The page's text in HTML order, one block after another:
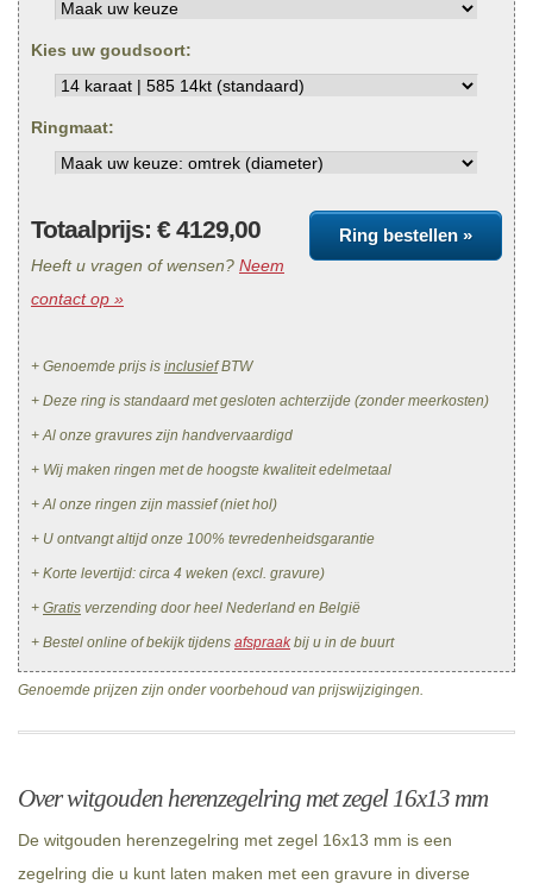
Kies uw goudsoort:
Ringmaat:
Ring bestellen »
Totaalprijs: €4129,00
Heeft u vragen of wensen? Neem
contact op »
+ Genoemde prijs is inclusiefBTW
+ Deze ring is standaard met gesloten achterzijde (zonder meerkosten)
+ Al onze gravures zijn handvervaardigd
+ Wij maken ringen met de hoogste kwaliteit edelmetaal
+ Al onze ringen zijn massief (niet hol)
+ U ontvangt altijd onze 100% tevredenheidsgarantie
+ Korte levertijd: circa 4 weken (excl. gravure)
+ Gratis verzending door heel Nederland en België
+ Bestel online of bekijk tijdens afspraakbij u in de buurt
Genoemde prijzen zijn onder voorbehoud van prijswijzigingen.
Over witgouden herenzegelring met zegel 16x13 mm
De witgouden herenzegelring met zegel 16x13 mm is een
zegelring die u kunt laten maken met een gravure in diverse